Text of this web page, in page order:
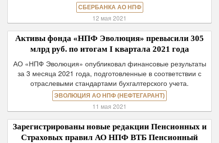
СБЕРБАНКА АО НПФ
12 мая 2021
Активы фонда «НПФ Эволюция» превысили 305
млрд руб. по итогам I квартала 2021 года
АО «НПФ Эволюция» опубликовал финансовые результаты
за 3 месяца 2021 года, подготовленные в соответствии с
отраслевыми стандартами бухгалтерского учета.
ЭВОЛЮЦИЯ АО НПФ (НЕФТЕГАРАНТ)
11 мая 2021
Зарегистрированы новые редакции Пенсионных и
Страховых правил АО НПФ ВТБ Пенсионный